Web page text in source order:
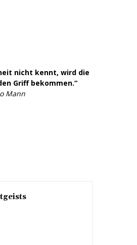
nicht kennt, wird die
Griff bekommen.“
Mann